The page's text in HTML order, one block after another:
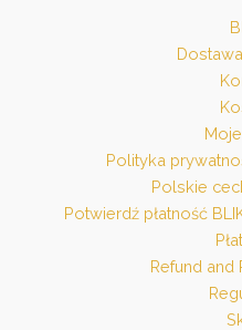
Polityka
Polskie
Potwierdź płatność
Refund and